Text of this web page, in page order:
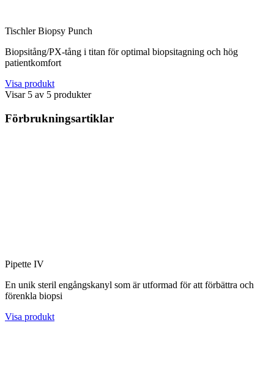
Tischler Biopsy Punch
Biopsitång/PX-tång i titan för optimal biopsitagning och hög
patientkomfort
Visa produkt
Visar 5 av 5 produkter
Förbrukningsartiklar
Pipette IV
En unik steril engångskanyl som är utformad för att förbättra och
förenkla biopsi
Visa produkt